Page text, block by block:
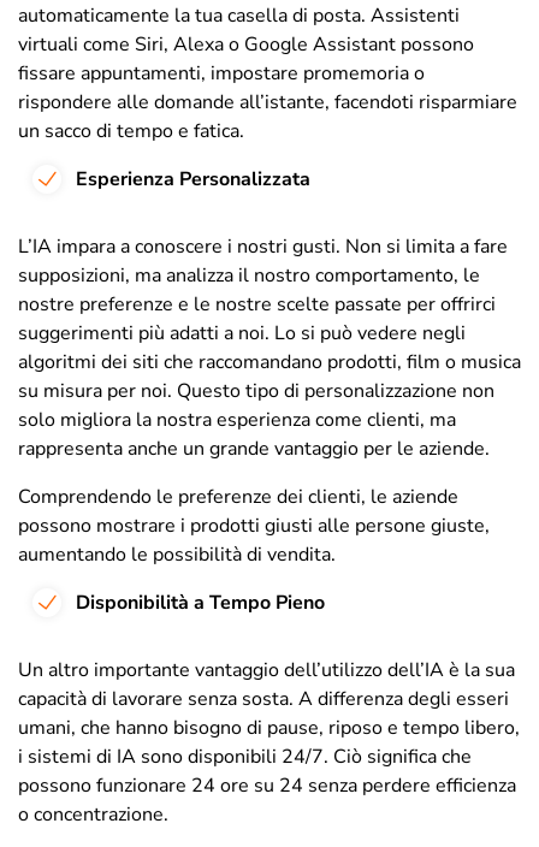
automaticamente la tua casella di posta. Assistenti
virtuali come Siri, Alexa o Google Assistant possono
fissare appuntamenti, impostare promemoria o
rispondere alle domande all’istante, facendoti risparmiare
un sacco di tempo e fatica.
Esperienza Personalizzata
L’IA impara a conoscere i nostri gusti. Non si limita a fare
supposizioni, ma analizza il nostro comportamento, le
nostre preferenze e le nostre scelte passate per offrirci
suggerimenti più adatti a noi. Lo si può vedere negli
algoritmi dei siti che raccomandano prodotti, film o musica
su misura per noi. Questo tipo di personalizzazione non
solo migliora la nostra esperienza come clienti, ma
rappresenta anche un grande vantaggio per le aziende.
Comprendendo le preferenze dei clienti, le aziende
possono mostrare i prodotti giusti alle persone giuste,
aumentando le possibilità di vendita.
Disponibilità a Tempo Pieno
Un altro importante vantaggio dell’utilizzo dell’IA è la sua
capacità di lavorare senza sosta. A differenza degli esseri
umani, che hanno bisogno di pause, riposo e tempo libero,
i sistemi di IA sono disponibili 24/7. Ciò significa che
possono funzionare 24 ore su 24 senza perdere efficienza
o concentrazione.